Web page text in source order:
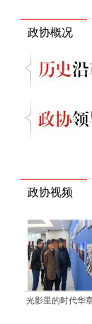
政协概况
政协视频
光影里的时代华